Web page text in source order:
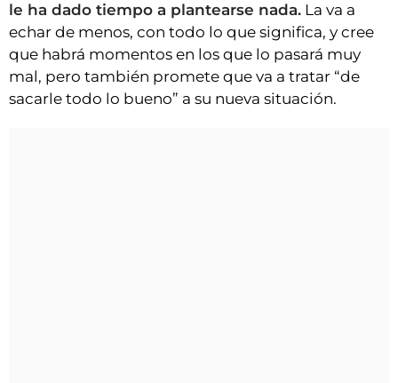
le ha dado tiempo a plantearse nada. La va a
echar de menos, con todo lo que significa, y cree
que habrá momentos en los que lo pasará muy
mal, pero también promete que va a tratar “de
sacarle todo lo bueno” a su nueva situación.